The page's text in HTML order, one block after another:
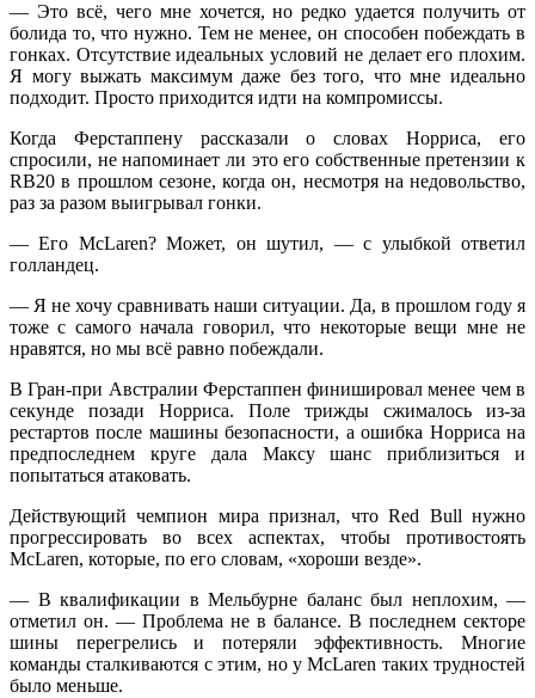
— Это всё, чего мне хочется, но редко удается получить от
болида то, что нужно. Тем не менее, он способен побеждать в
гонках. Отсутствие идеальных условий не делает его плохим.
Я могу выжать максимум даже без того, что мне идеально
подходит. Просто приходится идти на компромиссы.
Когда Ферстаппену рассказали о словах Норриса, его
спросили, не напоминает ли это его собственные претензии к
RB20 в прошлом сезоне, когда он, несмотря на недовольство,
раз за разом выигрывал гонки.
— Его McLaren? Может, он шутил, — с улыбкой ответил
голландец.
— Я не хочу сравнивать наши ситуации. Да, в прошлом году я
тоже с самого начала говорил, что некоторые вещи мне не
нравятся, но мы всё равно побеждали.
В Гран-при Австралии Ферстаппен финишировал менее чем в
секунде позади Норриса. Поле трижды сжималось из-за
рестартов после машины безопасности, а ошибка Норриса на
предпоследнем круге дала Максу шанс приблизиться и
попытаться атаковать.
Действующий чемпион мира признал, что Red Bull нужно
прогрессировать во всех аспектах, чтобы противостоять
McLaren, которые, по его словам, «хороши везде».
— В квалификации в Мельбурне баланс был неплохим, —
отметил он. — Проблема не в балансе. В последнем секторе
шины перегрелись и потеряли эффективность. Многие
команды сталкиваются с этим, но у McLaren таких трудностей
было меньше.